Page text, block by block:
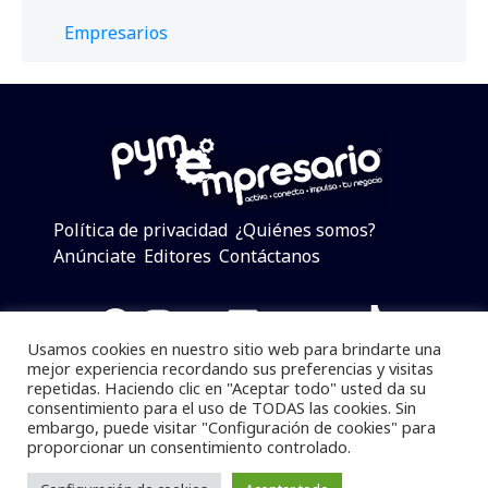
Empresarios
Política de privacidad ¿Quiénes somos?
Anúnciate Editores Contáctanos
Facebook
Instagram
Twitter
LinkedIn
Telegram
YouTube
TikTok
Pymempresario © 2025 Todos los derechos reservados.
Se prohibe el uso de la información total o parcial sin
dar referencia a la fuente.
Usamos cookies en nuestro sitio web para brindarte una
mejor experiencia recordando sus preferencias y visitas
repetidas. Haciendo clic en "Aceptar todo" usted da su
consentimiento para el uso de TODAS las cookies. Sin
embargo, puede visitar "Configuración de cookies" para
proporcionar un consentimiento controlado.